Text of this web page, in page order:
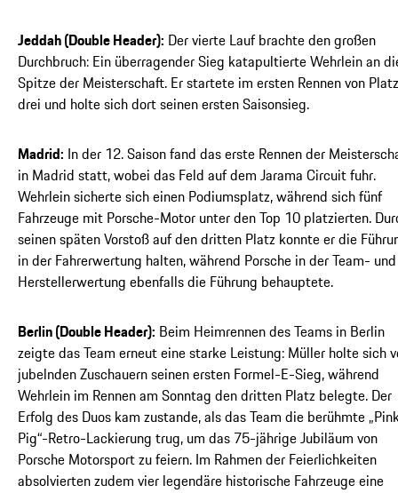
Jeddah (Double Header): Der vierte Lauf brachte den großen
Durchbruch: Ein überragender Sieg katapultierte Wehrlein an
Spitze der Meisterschaft. Er startete im ersten Rennen von Platz
drei und holte sich dort seinen ersten Saisonsieg.
Madrid: In der 12. Saison fand das erste Rennen der
in Madrid statt, wobei das Feld auf dem Jarama Circuit fuhr.
Wehrlein sicherte sich einen Podiumsplatz, während sich fünf
Fahrzeuge mit Porsche-Motor unter den Top 10 platzierten.
seinen späten Vorstoß auf den dritten Platz konnte er die
in der Fahrerwertung halten, während Porsche in der Team- und
Herstellerwertung ebenfalls die Führung behauptete.
Berlin (Double Header): Beim Heimrennen des Teams in Berlin
zeigte das Team erneut eine starke Leistung: Müller holte sich
jubelnden Zuschauern seinen ersten Formel-E-Sieg, während
Wehrlein im Rennen am Sonntag den dritten Platz belegte. Der
Erfolg des Duos kam zustande, als das Team die berühmte
Pig“-Retro-Lackierung trug, um das 75-jährige Jubiläum von
Porsche Motorsport zu feiern. Im Rahmen der Feierlichkeiten
absolvierten zudem vier legendäre historische Fahrzeuge eine